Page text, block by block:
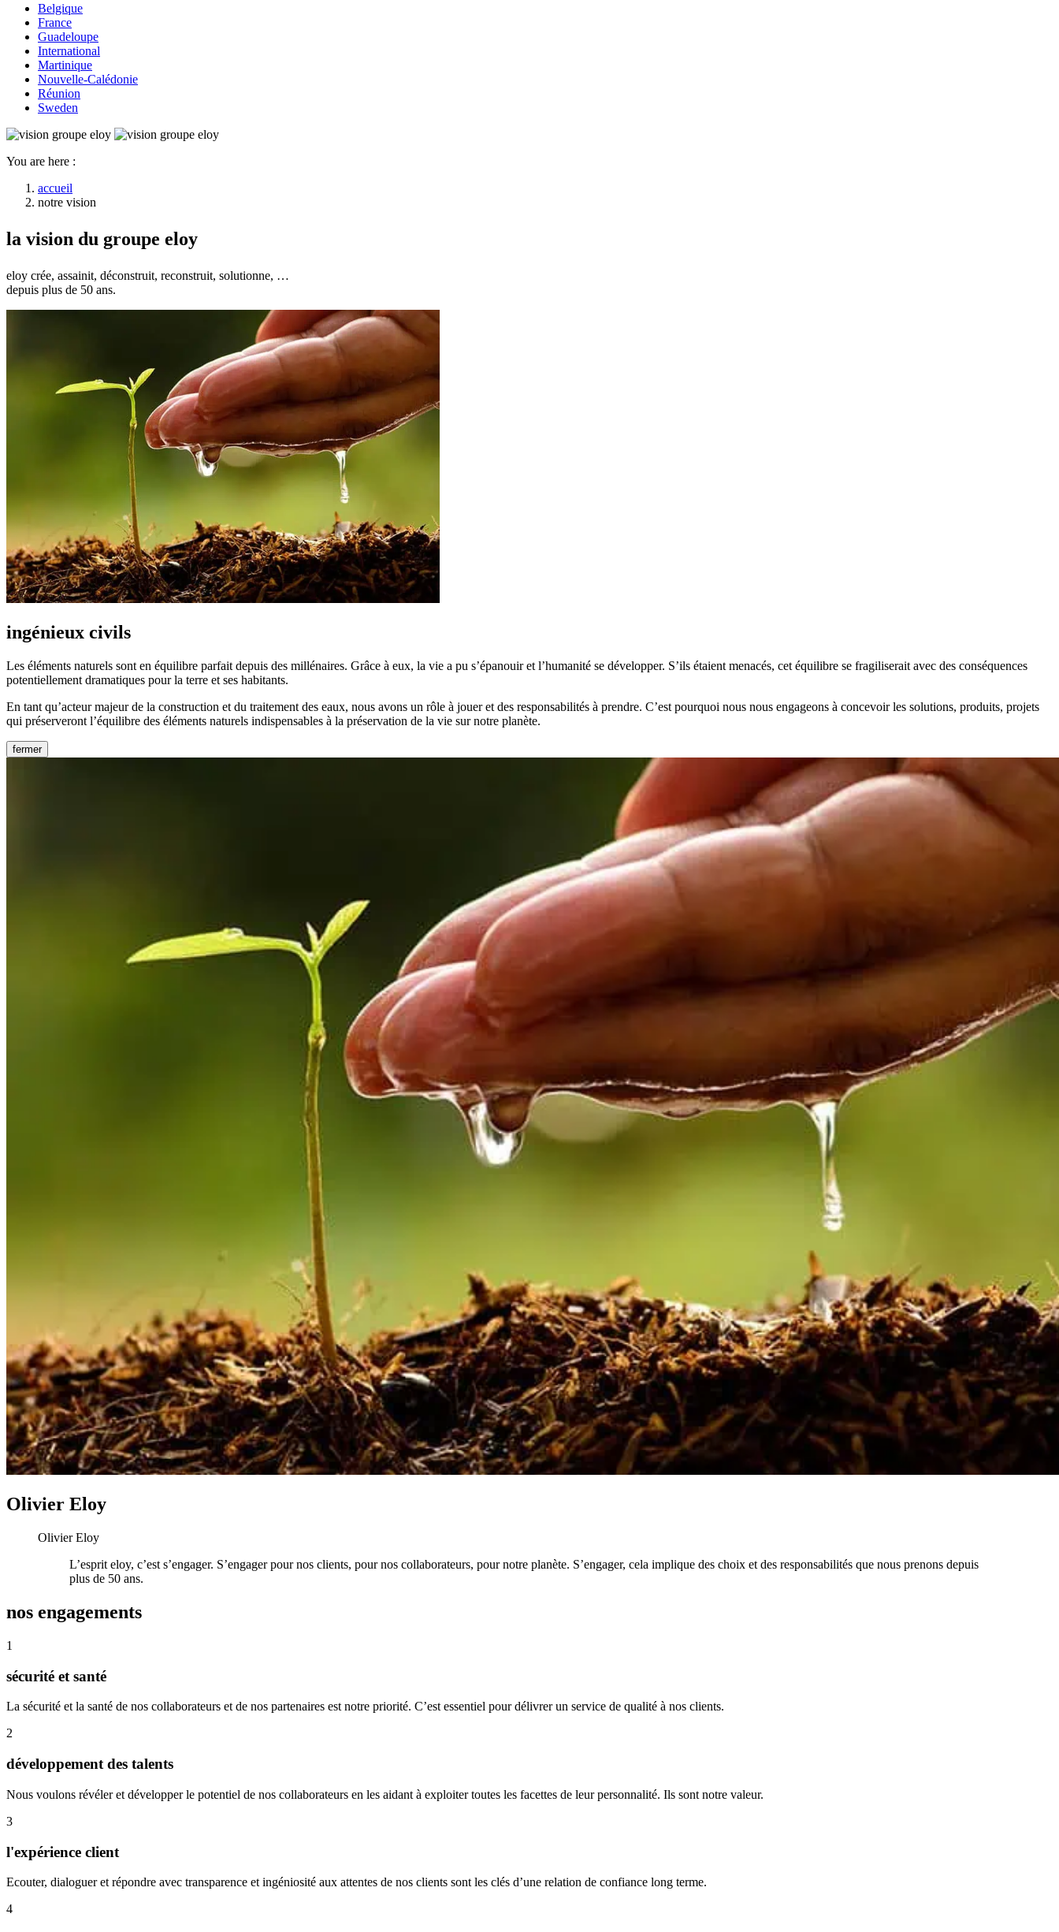
Belgique
France
Guadeloupe
International
Martinique
Nouvelle-Calédonie
Réunion
Sweden
You are here :
accueil
notre vision
la vision du groupe eloy
eloy crée, assainit, déconstruit, reconstruit, solutionne, …
depuis plus de 50 ans.
ingénieux civils
Les éléments naturels sont en équilibre parfait depuis des millénaires. Grâce à eux, la vie a pu s’épanouir et l’humanité se développer. S’ils étaient menacés, cet équilibre se fragiliserait avec des conséquences
potentiellement dramatiques pour la terre et ses habitants.
En tant qu’acteur majeur de la construction et du traitement des eaux, nous avons un rôle à jouer et des responsabilités à prendre. C’est pourquoi nous nous engageons à concevoir les solutions, produits, projets
qui préserveront l’équilibre des éléments naturels indispensables à la préservation de la vie sur notre planète.
fermer
Olivier Eloy
Olivier Eloy
L’esprit eloy, c’est s’engager. S’engager pour nos clients, pour nos collaborateurs, pour notre planète. S’engager, cela implique des choix et des responsabilités que nous prenons depuis
plus de 50 ans.
nos engagements
1
sécurité et santé
La sécurité et la santé de nos collaborateurs et de nos partenaires est notre priorité. C’est essentiel pour délivrer un service de qualité à nos clients.
2
développement des talents
Nous voulons révéler et développer le potentiel de nos collaborateurs en les aidant à exploiter toutes les facettes de leur personnalité. Ils sont notre valeur.
3
l'expérience client
Ecouter, dialoguer et répondre avec transparence et ingéniosité aux attentes de nos clients sont les clés d’une relation de confiance long terme.
4